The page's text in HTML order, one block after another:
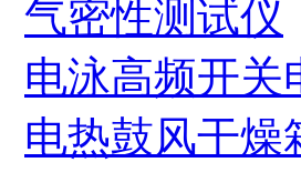
气密性测试仪
电泳高频开关
电热鼓风干燥